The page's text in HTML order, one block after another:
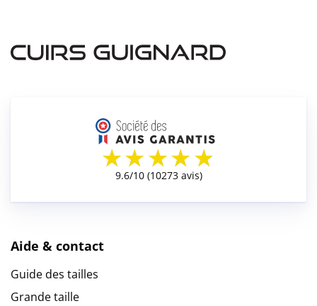
Aide & contact
Guide des tailles
Grande taille